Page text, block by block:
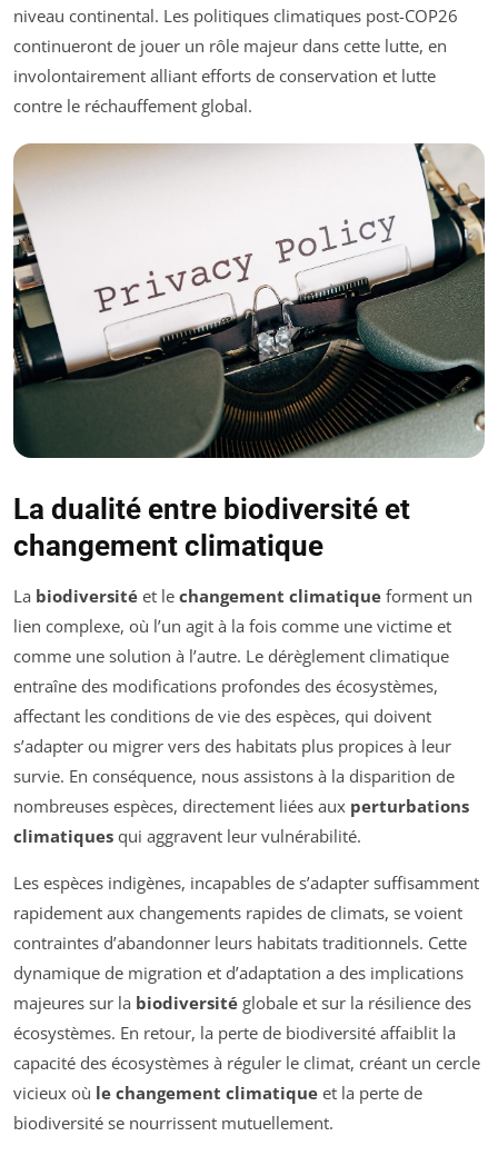
niveau continental. Les politiques climatiques post-COP26
continueront de jouer un rôle majeur dans cette lutte, en
involontairement alliant efforts de conservation et lutte
contre le réchauffement global.
La dualité entre biodiversité et
changement climatique
La biodiversité et le changement climatique forment un
lien complexe, où l’un agit à la fois comme une victime et
comme une solution à l’autre. Le dérèglement climatique
entraîne des modifications profondes des écosystèmes,
affectant les conditions de vie des espèces, qui doivent
s’adapter ou migrer vers des habitats plus propices à leur
survie. En conséquence, nous assistons à la disparition de
nombreuses espèces, directement liées aux perturbations
climatiques qui aggravent leur vulnérabilité.
Les espèces indigènes, incapables de s’adapter suffisamment
rapidement aux changements rapides de climats, se voient
contraintes d’abandonner leurs habitats traditionnels. Cette
dynamique de migration et d’adaptation a des implications
majeures sur la biodiversité globale et sur la résilience des
écosystèmes. En retour, la perte de biodiversité affaiblit la
capacité des écosystèmes à réguler le climat, créant un cercle
vicieux où le changement climatique et la perte de
biodiversité se nourrissent mutuellement.